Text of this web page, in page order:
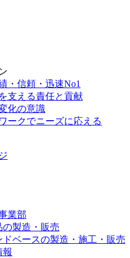
・信頼・迅速No1
支える責任と貢献
化の意識
ークでニーズに応える
業部
の製造・販売
ドベースの製造・施工・販売
報